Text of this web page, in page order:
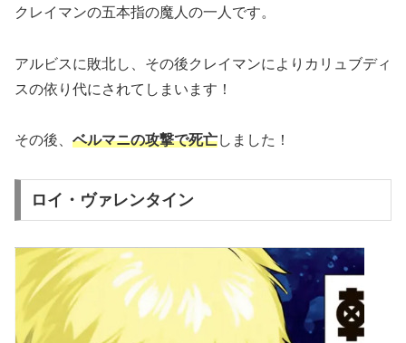
クレイマンの五本指の魔人の一人です。
アルビスに敗北し、その後クレイマンによりカリュブディ
スの依り代にされてしまいます！
その後、 ベルマニの攻撃で死亡しました！
ロイ・ヴァレンタイン